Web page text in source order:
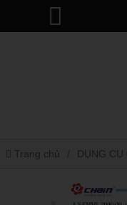
Trang chủ DỤNG CỤ
Carbide end mill